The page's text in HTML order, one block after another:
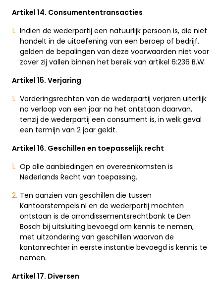
Artikel 14. Consumententransacties
Indien de wederpartij een natuurlijk persoon is, die niet
handelt in de uitoefening van een beroep of bedrijf,
gelden de bepalingen van deze voorwaarden niet voor
zover zij vallen binnen het bereik van artikel 6:236 B.W.
Artikel 15. Verjaring
Vorderingsrechten van de wederpartij verjaren uiterlijk
na verloop van een jaar na het ontstaan daarvan,
tenzij de wederpartij een consument is, in welk geval
een termijn van 2 jaar geldt.
Artikel 16. Geschillen en toepasselijk recht
Op alle aanbiedingen en overeenkomsten is
Nederlands Recht van toepassing.
Ten aanzien van geschillen die tussen
Kantoorstempels.nl en de wederpartij mochten
ontstaan is de arrondissementsrechtbank te Den
Bosch bij uitsluiting bevoegd om kennis te nemen,
met uitzondering van geschillen waarvan de
kantonrechter in eerste instantie bevoegd is kennis te
nemen.
Artikel 17. Diversen